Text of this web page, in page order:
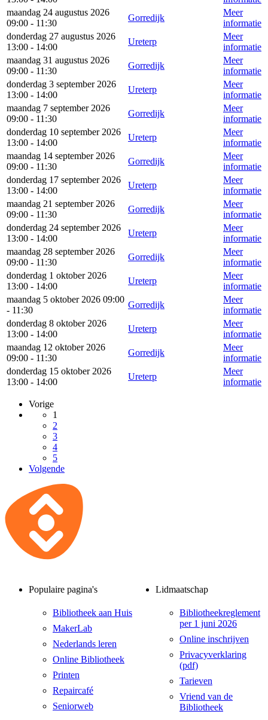
maandag 24 augustus 2026
09:00 - 11:30
Gorredijk
Meer
informatie
donderdag 27 augustus 2026
13:00 - 14:00
Ureterp
Meer
informatie
maandag 31 augustus 2026
09:00 - 11:30
Gorredijk
Meer
informatie
donderdag 3 september 2026
13:00 - 14:00
Ureterp
Meer
informatie
maandag 7 september 2026
09:00 - 11:30
Gorredijk
Meer
informatie
donderdag 10 september 2026
13:00 - 14:00
Ureterp
Meer
informatie
maandag 14 september 2026
09:00 - 11:30
Gorredijk
Meer
informatie
donderdag 17 september 2026
13:00 - 14:00
Ureterp
Meer
informatie
maandag 21 september 2026
09:00 - 11:30
Gorredijk
Meer
informatie
donderdag 24 september 2026
13:00 - 14:00
Ureterp
Meer
informatie
maandag 28 september 2026
09:00 - 11:30
Gorredijk
Meer
informatie
donderdag 1 oktober 2026
13:00 - 14:00
Ureterp
Meer
informatie
maandag 5 oktober 2026 09:00
- 11:30
Gorredijk
Meer
informatie
donderdag 8 oktober 2026
13:00 - 14:00
Ureterp
Meer
informatie
maandag 12 oktober 2026
09:00 - 11:30
Gorredijk
Meer
informatie
donderdag 15 oktober 2026
13:00 - 14:00
Ureterp
Meer
informatie
Vorige
1
2
3
4
5
Volgende
Populaire pagina's
Bibliotheek aan Huis
MakerLab
Nederlands leren
Online Bibliotheek
Printen
Repaircafé
Seniorweb
Lidmaatschap
Bibliotheekreglement
per 1 juni 2026
Online inschrijven
Privacyverklaring
(pdf)
Tarieven
Vriend van de
Bibliotheek